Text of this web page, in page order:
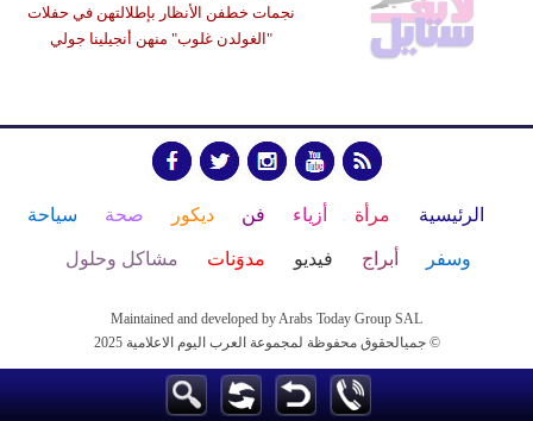
نجمات خطفن الأنظار بإطلالتهن في حفلات
"الغولدن غلوب" منهن أنجيلينا جولي
الرئيسية مرأة أزياء فن ديكور صحة سياحة
وسفر أبراج فيديو مدوَنات مشاكل وحلول
Maintained and developed by Arabs Today Group SAL
جميالحقوق محفوظة لمجموعة العرب اليوم الاعلامية 2025 ©